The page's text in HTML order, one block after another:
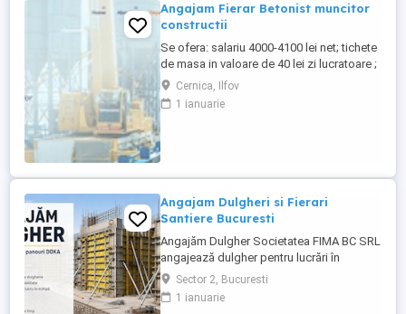
Angajam Fierar Betonist muncitor
constructii
Se ofera: salariu 4000-4100 lei net; tichete
de masa in valoare de 40 lei zi lucratoare ;
asigurare privata de sanatate; decontare
transport; cazare pentru salariatii din
provincie; Ne situam pe platforma
Cernica, Ilfov
1 ianuarie
Angajam Dulgheri si Fierari
Santiere Bucuresti
Angajăm Dulgher Societatea FIMA BC SRL
angajează dulgher pentru lucrări în
domeniul construcțiilor. Cerințe: *
Experiență în lucrări de dulgherie
constituie avantaj; * Seriozitate și
Sector 2, Bucuresti
1 ianuarie